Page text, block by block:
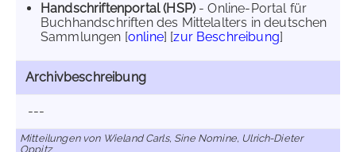
Handschriftenportal (HSP)- Online-Portal für
Buchhandschriften des Mittelalters in deutschen
Sammlungen [online] [zur Beschreibung]
Archivbeschreibung
---
Mitteilungen von Wieland Carls, Sine Nomine, Ulrich-Dieter
Oppitz